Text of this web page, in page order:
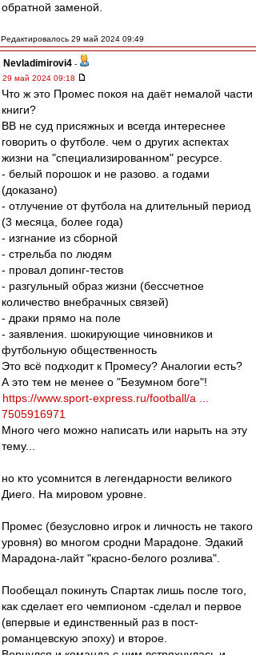
обратной заменой.
Редактировалось 29 май 2024 09:49
Nevladimirovi4 -
29 май 2024 09:18
Что ж это Промес покоя на даёт немалой части
книги?
ВВ не суд присяжных и всегда интереснее
говорить о футболе. чем о других аспектах
жизни на "специализированном" ресурсе.
- белый порошок и не разово. а годами
(доказано)
- отлучение от футбола на длительный период
(3 месяца, более года)
- изгнание из сборной
- стрельба по людям
- провал допинг-тестов
- разгульный образ жизни (бессчетное
количество внебрачных связей)
- драки прямо на поле
- заявления. шокирующие чиновников и
футбольную общественность
Это всё подходит к Промесу? Аналогии есть?
А это тем не менее о "Безумном боге"!
https://www.sport-express.ru/football/a ...
7505916971
Много чего можно написать или нарыть на эту
тему...
но кто усомнится в легендарности великого
Диего. На мировом уровне.
Промес (безусловно игрок и личность не такого
уровня) во многом сродни Марадоне. Эдакий
Марадона-лайт "красно-белого розлива".
Пообещал покинуть Спартак лишь после того,
как сделает его чемпионом -сделал и первое
(впервые и единственный раз в пост-
романцевскую эпоху) и второе.